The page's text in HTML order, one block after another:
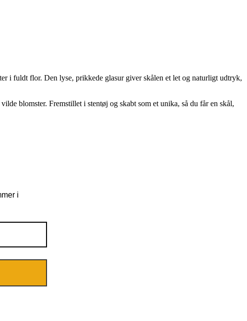
i fuldt flor. Den lyse, prikkede glasur giver skålen et let og naturligt udtryk,
blomster. Fremstillet i stentøj og skabt som et unika, så du får en skål,
i